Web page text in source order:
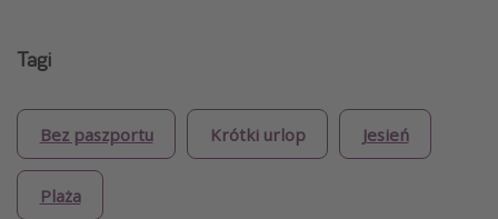
Tagi
Bez paszportu Krótki urlop Jesień
Plaża